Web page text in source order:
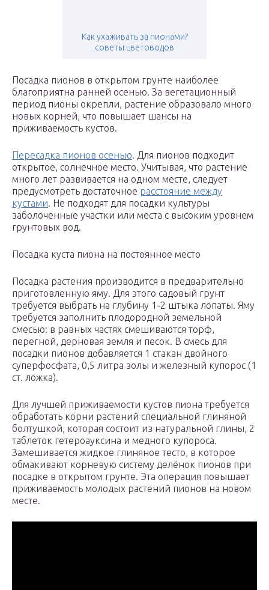
Как ухаживать за пионами?
советы цветоводов
Посадка пионов в открытом грунте наиболее
благоприятна ранней осенью. За вегетационный
период пионы окрепли, растение образовало много
новых корней, что повышает шансы на
приживаемость кустов.
Пересадка пионов осенью. Для пионов подходит
открытое, солнечное место. Учитывая, что растение
много лет развивается на одном месте, следует
предусмотреть достаточное расстояние между
кустами. Не подходят для посадки культуры
заболоченные участки или места с высоким уровнем
грунтовых вод.
Посадка куста пиона на постоянное место
Посадка растения производится в предварительно
приготовленную яму. Для этого садовый грунт
требуется выбрать на глубину 1-2 штыка лопаты. Яму
требуется заполнить плодородной земельной
смесью: в равных частях смешиваются торф,
перегной, дерновая земля и песок. В смесь для
посадки пионов добавляется 1 стакан двойного
суперфосфата, 0,5 литра золы и железный купорос (1
ст. ложка).
Для лучшей приживаемости кустов пиона требуется
обработать корни растений специальной глиняной
болтушкой, которая состоит из натуральной глины, 2
таблеток гетероауксина и медного купороса.
Замешивается жидкое глиняное тесто, в которое
обмакивают корневую систему делёнок пионов при
посадке в открытом грунте. Эта операция повышает
приживаемость молодых растений пионов на новом
месте.